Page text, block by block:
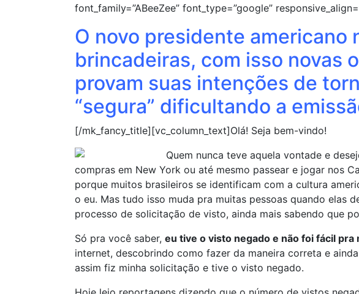
font_family=”ABeeZee” font_type=”google”
O novo presidente americano
brincadeiras, com isso novas
provam suas intenções de
“segura” dificultando a
[/mk_fancy_title][vc_column_text]Olá! Seja bem-vindo!
Quem nunca teve aquela vontade e
compras em New York ou até mesmo passear e jogar nos
porque muitos brasileiros se identificam com a cultura
o eu. Mas tudo isso muda pra muitas pessoas quando elas
processo de solicitação de visto, ainda mais sabendo que
Só pra você saber, eu tive o visto negado e não foi fácil pra
internet, descobrindo como fazer da maneira correta e
assim fiz minha solicitação e tive o visto negado.